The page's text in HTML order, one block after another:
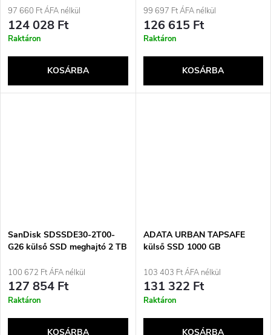
Gen 1 (3.1 Gen 1) fekete
97 660 Ft ÁFA nélkül
124 028 Ft
Raktáron
KOSÁRBA
99 697 Ft ÁFA nélkül
126 615 Ft
Raktáron
KOSÁRBA
SanDisk SDSSDE30-2T00-
G26 külső SSD meghajtó 2 TB
Gen 2) fekete
100 672 Ft ÁFA nélkül
127 854 Ft
Raktáron
KOSÁRBA
ADATA URBAN TAPSAFE
külső SSD 1000 GB
103 403 Ft ÁFA nélkül
131 322 Ft
Raktáron
KOSÁRBA